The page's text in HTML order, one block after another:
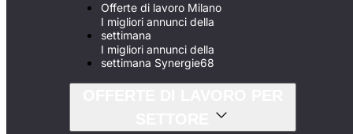
Offerte di lavoro Milano
I migliori annunci della
settimana
I migliori annunci della
settimana Synergie68